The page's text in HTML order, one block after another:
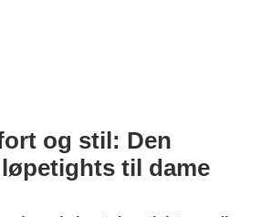
og stil: Den
til dame